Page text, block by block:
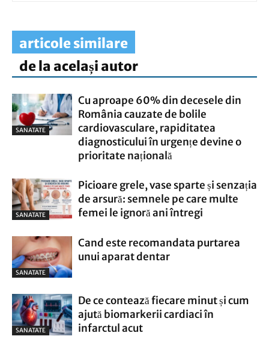
articole similare
de la același autor
SANATATE
Cu aproape 60% din decesele din
România cauzate de bolile
cardiovasculare, rapiditatea
diagnosticului în urgențe devine o
prioritate națională
SANATATE
Picioare grele, vase sparte și senzația
de arsură: semnele pe care multe
femei le ignoră ani întregi
SANATATE
Cand este recomandata purtarea
unui aparat dentar
SANATATE
De ce contează fiecare minut și cum
ajută biomarkerii cardiaci în
infarctul acut